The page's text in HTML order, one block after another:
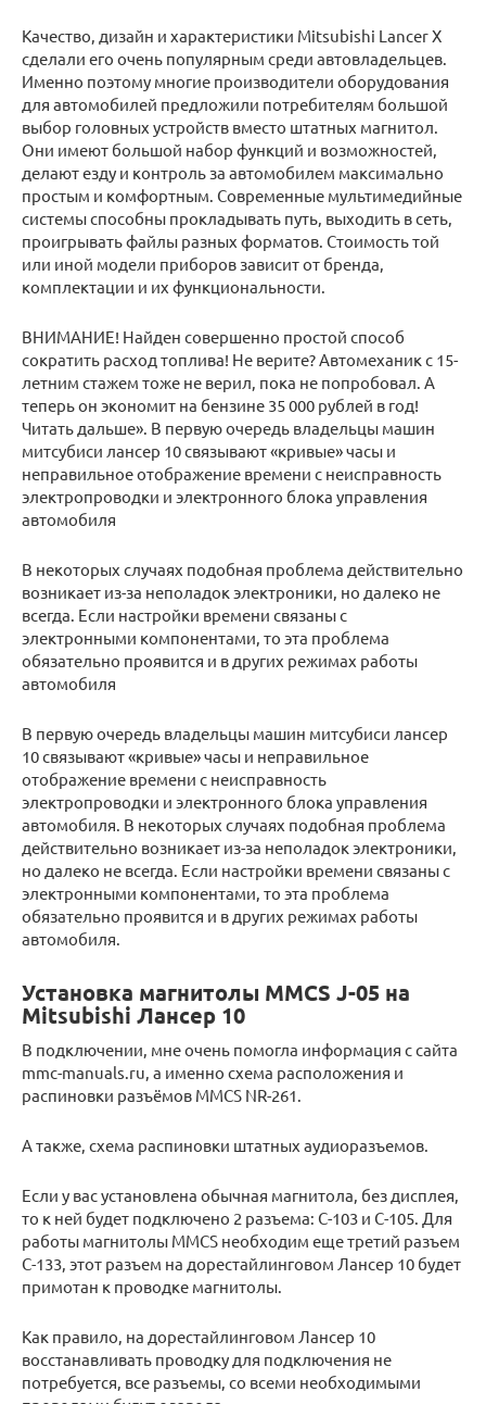
Качество, дизайн и характеристики Mitsubishi Lancer X
сделали его очень популярным среди автовладельцев.
Именно поэтому многие производители оборудования
для автомобилей предложили потребителям большой
выбор головных устройств вместо штатных магнитол.
Они имеют большой набор функций и возможностей,
делают езду и контроль за автомобилем максимально
простым и комфортным. Современные мультимедийные
системы способны прокладывать путь, выходить в сеть,
проигрывать файлы разных форматов. Стоимость той
или иной модели приборов зависит от бренда,
комплектации и их функциональности.
ВНИМАНИЕ! Найден совершенно простой способ
сократить расход топлива! Не верите? Автомеханик с 15-
летним стажем тоже не верил, пока не попробовал. А
теперь он экономит на бензине 35 000 рублей в год!
Читать дальше». В первую очередь владельцы машин
митсубиси лансер 10 связывают «кривые» часы и
неправильное отображение времени с неисправность
электропроводки и электронного блока управления
автомобиля
В некоторых случаях подобная проблема действительно
возникает из-за неполадок электроники, но далеко не
всегда. Если настройки времени связаны с
электронными компонентами, то эта проблема
обязательно проявится и в других режимах работы
автомобиля
В первую очередь владельцы машин митсубиси лансер
10 связывают «кривые» часы и неправильное
отображение времени с неисправность
электропроводки и электронного блока управления
автомобиля. В некоторых случаях подобная проблема
действительно возникает из-за неполадок электроники,
но далеко не всегда. Если настройки времени связаны с
электронными компонентами, то эта проблема
обязательно проявится и в других режимах работы
автомобиля.
Установка магнитолы MMCS J-05 на
Mitsubishi Лансер 10
В подключении, мне очень помогла информация с сайта
mmc-manuals.ru, а именно схема расположения и
распиновки разъёмов MMCS NR-261.
А также, схема распиновки штатных аудиоразъемов.
Если у вас установлена обычная магнитола, без дисплея,
то к ней будет подключено 2 разъема: С-103 и С-105. Для
работы магнитолы MMCS необходим еще третий разъем
С-133, этот разъем на дорестайлинговом Лансер 10 будет
примотан к проводке магнитолы.
Как правило, на дорестайлинговом Лансер 10
восстанавливать проводку для подключения не
потребуется, все разъемы, со всеми необходимыми